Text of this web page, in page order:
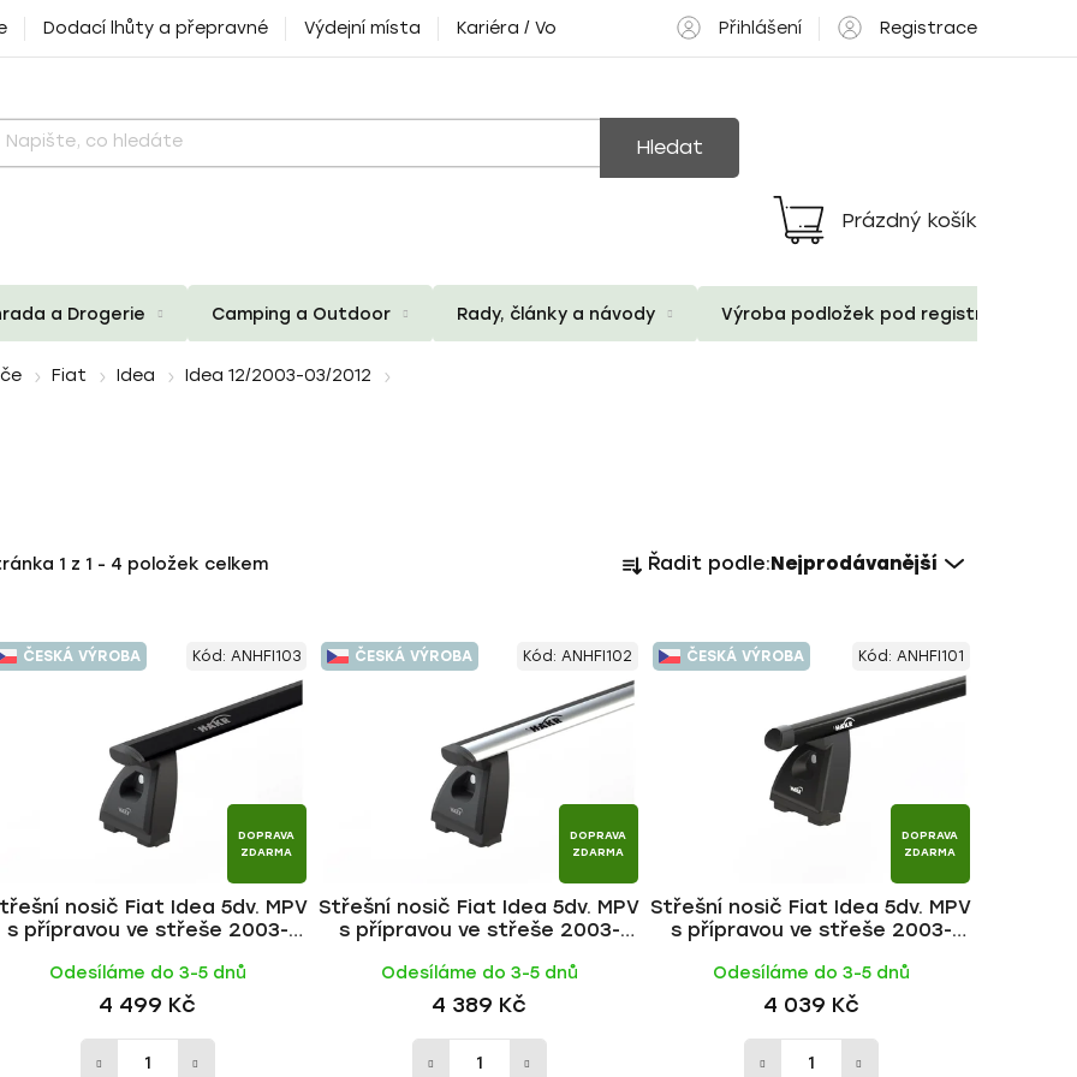
Dodací lhůty a přepravné Výdejní místa Kariéra / Volné pozice Přihlášení Registrace
Hledat
Nákupní
košík
Prázdný košík
a Drogerie Camping a Outdoor Rady, články a návody Výroba podložek pod registrační
Fiat Idea
Idea 12/2003-03/2012
1 z 1 - 4 položek celkem
a
n
í
o
d
u
k
t
Řadit podle:Nejprodávanější
ČESKÁ VÝROBA
DOPRAVA
ZDARMA
nosič Fiat Idea 5dv. MPV
s přípravou ve střeše 2003-
Odesíláme do 3-5 dnů
4 499 Kč
Kód: ANHFI103 ČESKÁ VÝROBA
DOPRAVA
ZDARMA
Střešní nosič Fiat Idea 5dv. MPV
s přípravou ve střeše 2003-
Odesíláme do 3-5 dnů
4 389 Kč
Kód: ANHFI102 ČESKÁ VÝROBA
DOPRAVA
ZDARMA
Střešní nosič Fiat Idea 5dv. MPV
s přípravou ve střeše 2003-
Odesíláme do 3-5 dnů
4 039 Kč
Kód: ANHFI101